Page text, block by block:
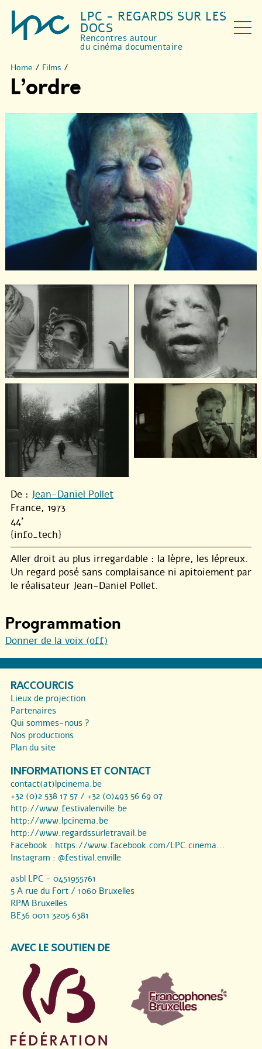
LPC - REGARDS SUR LES
DOCS
Rencontres autour
du cinéma documentaire
Home / Films /
L’ordre
De : Jean-Daniel Pollet
France, 1973
44'
{info_tech}
Aller droit au plus irregardable : la lèpre, les lépreux.
Un regard posé sans complaisance ni apitoiement par
le réalisateur Jean-Daniel Pollet.
Programmation
Donner de la voix (off)
RACCOURCIS
Lieux de projection
Partenaires
Qui sommes-nous ?
Nos productions
Plan du site
INFORMATIONS ET CONTACT
contact(at)lpcinema.be
+32 (0)2 538 17 57 / +32 (0)493 56 69 07
http://www.festivalenville.be
http://www.lpcinema.be
http://www.regardssurletravail.be
Facebook : https://www.facebook.com/LPC.cinema...
Instagram : @festival.enville
asbl LPC - 0451955761
5 A rue du Fort / 1060 Bruxelles
RPM Bruxelles
BE36 0011 3205 6381
AVEC LE SOUTIEN DE